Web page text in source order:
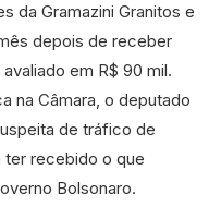
da Gramazini Granitos e
depois de receber
em R$ 90 mil.
na Câmara, o deputado
de tráfico de
ter recebido o que
Bolsonaro.